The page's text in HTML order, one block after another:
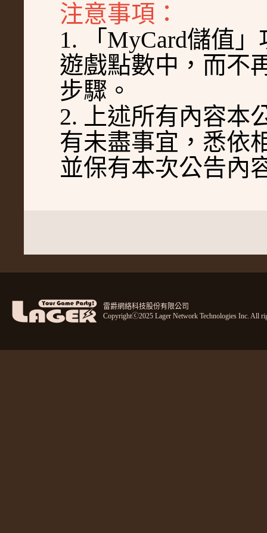
注意事項：
1.
「MyCard儲值 」
遊戲點數中，而不
步驟 。
2. 上述所有內容本
有未盡事宜，悉依
並保有本次公告內
雷爵網絡科技股份有限公司
Copyrightⓒ2025 Lager Network Technologies Inc. All